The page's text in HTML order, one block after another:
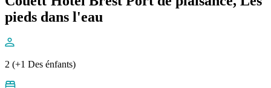
pieds dans l'eau
2 (+1 Des énfants)